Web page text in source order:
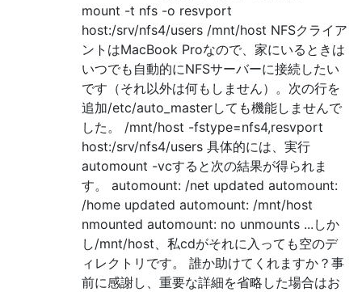
mount -t nfs -o resvport
host:/srv/nfs4/users /mnt/host NFSクライア
ントはMacBook Proなので、家にいるときは
いつでも自動的にNFSサーバーに接続したい
です（それ以外は何もしません）。次の行を
追加/etc/auto_masterしても機能しませんで
した。 /mnt/host -fstype=nfs4,resvport
host:/srv/nfs4/users 具体的には、実行
automount -vcすると次の結果が得られま
す。 automount: /net updated automount:
/home updated automount: /mnt/host
nmounted automount: no unmounts ...しか
し/mnt/host、私cdがそれに入っても空のデ
ィレクトリです。 誰か助けてくれますか？事
前に感謝し、重要な詳細を省略した場合はお